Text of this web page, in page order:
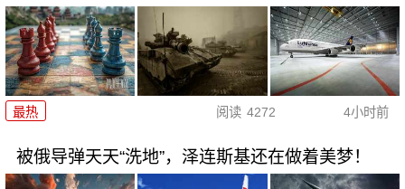
最热 阅读 4272 4小时前
被俄导弹天天“洗地”，泽连斯基还在做着美梦！